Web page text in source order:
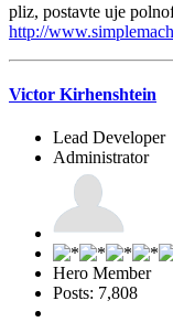
pliz, postavte uje
http://
Victor Kirhenshtein
Lead Developer
Administrator
Hero Member
Posts: 7,808